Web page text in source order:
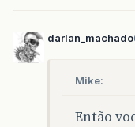
darlan_machado
Mike:
Então